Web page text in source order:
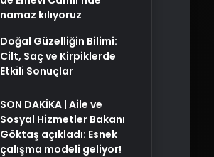
namaz kılıyoruz
Doğal Güzelliğin Bilimi:
Cilt, Saç ve Kirpiklerde
Etkili Sonuçlar
SON DAKİKA | Aile ve
Sosyal Hizmetler Bakanı
Göktaş açıkladı: Esnek
çalışma modeli geliyor!